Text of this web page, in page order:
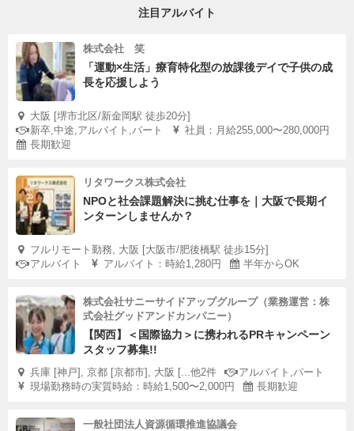
注目アルバイト
株式会社 笑
「運動×生活」療育特化型の放課後デイで子供の成
長を応援しよう
大阪 [堺市北区/新金岡駅 徒歩20分]
新卒,中途,アルバイト,パート
社員：月給255,000〜280,000円
長期歓迎
リタワークス株式会社
NPOと社会課題解決に挑む仕事を｜大阪で長期イ
ンターンしませんか？
フルリモート勤務, 大阪 [大阪市/肥後橋駅 徒歩15分]
アルバイト
アルバイト：時給1,280円 半年からOK
株式会社サニーサイドアップグループ（業務運営：株
式会社グッドアンドカンパニー）
【関西】＜国際協力＞に携われるPRキャンペーン
スタッフ募集!!
兵庫 [神戸], 京都 [京都市], 大阪 [...他2件
アルバイト,パート
現場勤務時の実質時給：時給1,500〜2,000円
長期歓迎
一般社団法人資源循環推進協議会